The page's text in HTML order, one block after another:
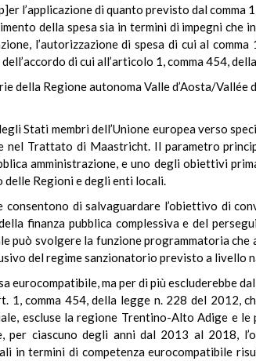
l’applicazione di quanto previsto dal comma
della spesa sia in termini di impegni che
l’autorizzazione di spesa di cui al comma
di cui all’articolo 1, comma 454,
della Regione autonoma Valle d’Aosta/Vallée
Stati membri dell’Unione europea verso
Trattato di Maastricht. Il parametro
amministrazione, e uno degli obiettivi
Regioni e degli enti locali.
di salvaguardare l’obiettivo di
finanza pubblica complessiva e del
può svolgere la funzione programmatoria che
del regime sanzionatorio previsto a livello
eurocompatibile, ma per di più escluderebbe
1, comma 454, della legge n. 228 del 2012,
escluse la regione Trentino-Alto Adige e le
per ciascuno degli anni dal 2013 al 2018,
in termini di competenza eurocompatibile